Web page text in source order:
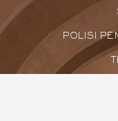
POLISI